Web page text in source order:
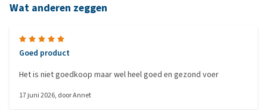
Wat anderen zeggen
Goed product
Het is niet goedkoop maar wel heel goed en gezond voer
17 juni 2026, doorAnnet